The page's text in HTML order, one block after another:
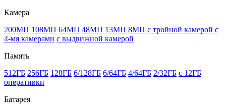
Камера
200МП 108МП 64МП 48МП 13МП 8МП с тройной камерой с
4-мя камерами с выдвижной камерой
Память
512ГБ 256ГБ 128ГБ 6/128ГБ 6/64ГБ 4/64ГБ 2/32ГБ с 12ГБ
оперативки
Батарея